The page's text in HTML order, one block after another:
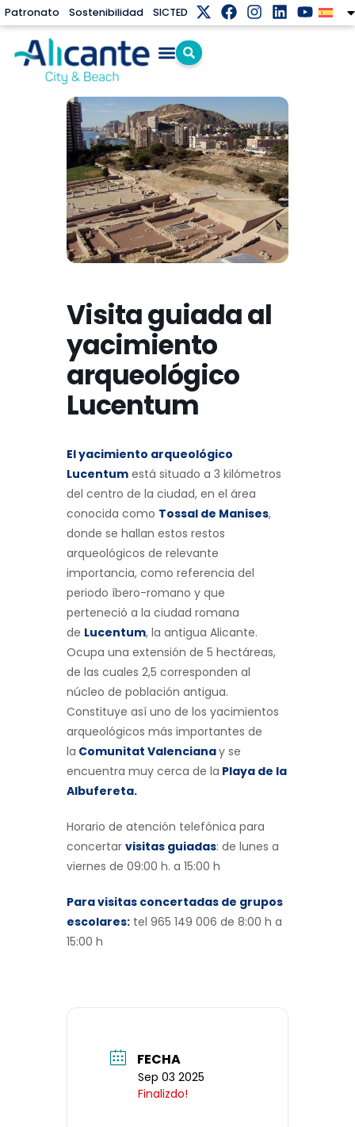
Patronato Sostenibilidad SICTED
Visita guiada al
yacimiento
arqueológico
Lucentum
El yacimiento arqueológico
Lucentum está situado a 3 kilómetros
del centro de la ciudad, en el área
conocida como Tossal de Manises,
donde se hallan estos restos
arqueológicos de relevante
importancia, como referencia del
periodo íbero-romano y que
perteneció a la ciudad romana
de Lucentum, la antigua Alicante.
Ocupa una extensión de 5 hectáreas,
de las cuales 2,5 corresponden al
núcleo de población antigua.
Constituye así uno de los yacimientos
arqueológicos más importantes de
la Comunitat Valencianay se
encuentra muy cerca de la Playa de la
Albufereta.
Horario de atención telefónica para
concertar visitas guiadas: de lunes a
viernes de 09:00 h. a 15:00 h
Para visitas concertadas de grupos
escolares: tel 965 149 006 de 8:00 h a
15:00 h
FECHA
Sep 03 2025
Finalizdo!